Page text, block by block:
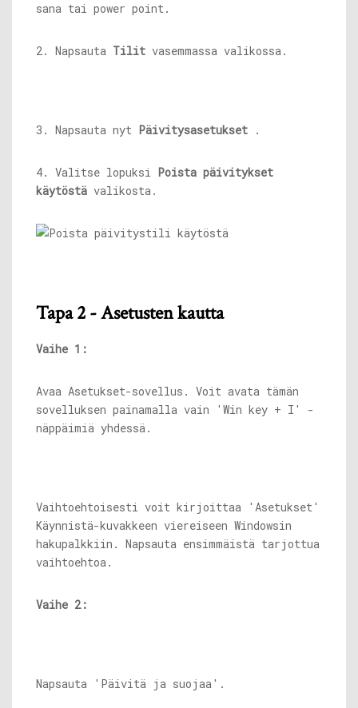
sana tai power point.
2. Napsauta Tilit vasemmassa valikossa.
3. Napsauta nyt Päivitysasetukset .
4. Valitse lopuksi Poista päivitykset
käytöstä valikosta.
Tapa 2 - Asetusten kautta
Vaihe 1:
Avaa Asetukset-sovellus. Voit avata tämän
sovelluksen painamalla vain 'Win key + I' -
näppäimiä yhdessä.
Vaihtoehtoisesti voit kirjoittaa 'Asetukset'
Käynnistä-kuvakkeen viereiseen Windowsin
hakupalkkiin. Napsauta ensimmäistä tarjottua
vaihtoehtoa.
Vaihe 2:
Napsauta 'Päivitä ja suojaa'.